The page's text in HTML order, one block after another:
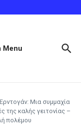
οι έμποροι –
Menu
Μια συμμαχία
της καλής γειτονίας –
πολέμου